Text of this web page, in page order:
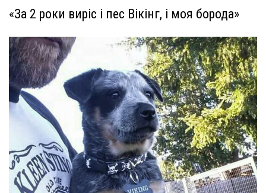
«За 2 роки виріс і пес Вікінг, і моя борода»